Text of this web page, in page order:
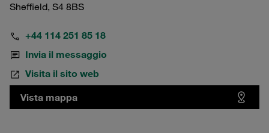
Sheffield, S4 8BS
+44 114 251 85 18
Invia il messaggio
Visita il sito web
Vista mappa